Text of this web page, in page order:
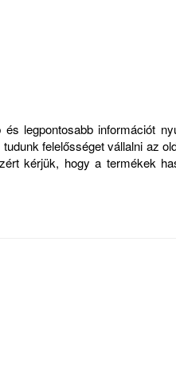
legpontosabb információt
felelősséget vállalni az
kérjük, hogy a termékek